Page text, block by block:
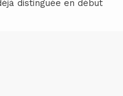
distinguée en début